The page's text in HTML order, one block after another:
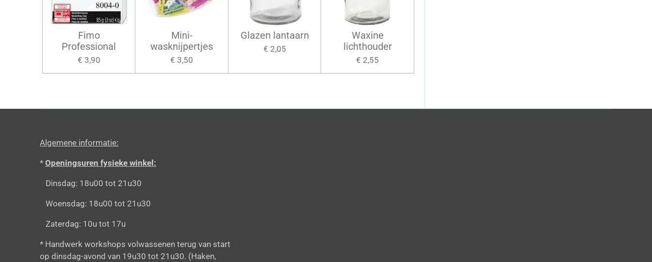
Fimo
Professional
€ 3,90
Mini-
wasknijpertjes
€ 3,50
Glazen lantaarn
€ 2,05
Waxine
lichthouder
€ 2,55
Algemene informatie:
* Openingsuren fysieke winkel:
Dinsdag: 18u00 tot 21u30
Woensdag: 18u00 tot 21u30
Zaterdag: 10u tot 17u
* Handwerk workshops volwassenen terug van start
op dinsdag-avond van 19u30 tot 21u30. (Haken,